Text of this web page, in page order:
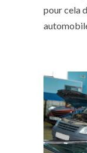
pour cela